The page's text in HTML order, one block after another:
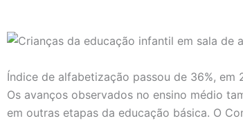
Índice de alfabetização passou de 36%, em
Os avanços observados no ensino médio
em outras etapas da educação básica. O